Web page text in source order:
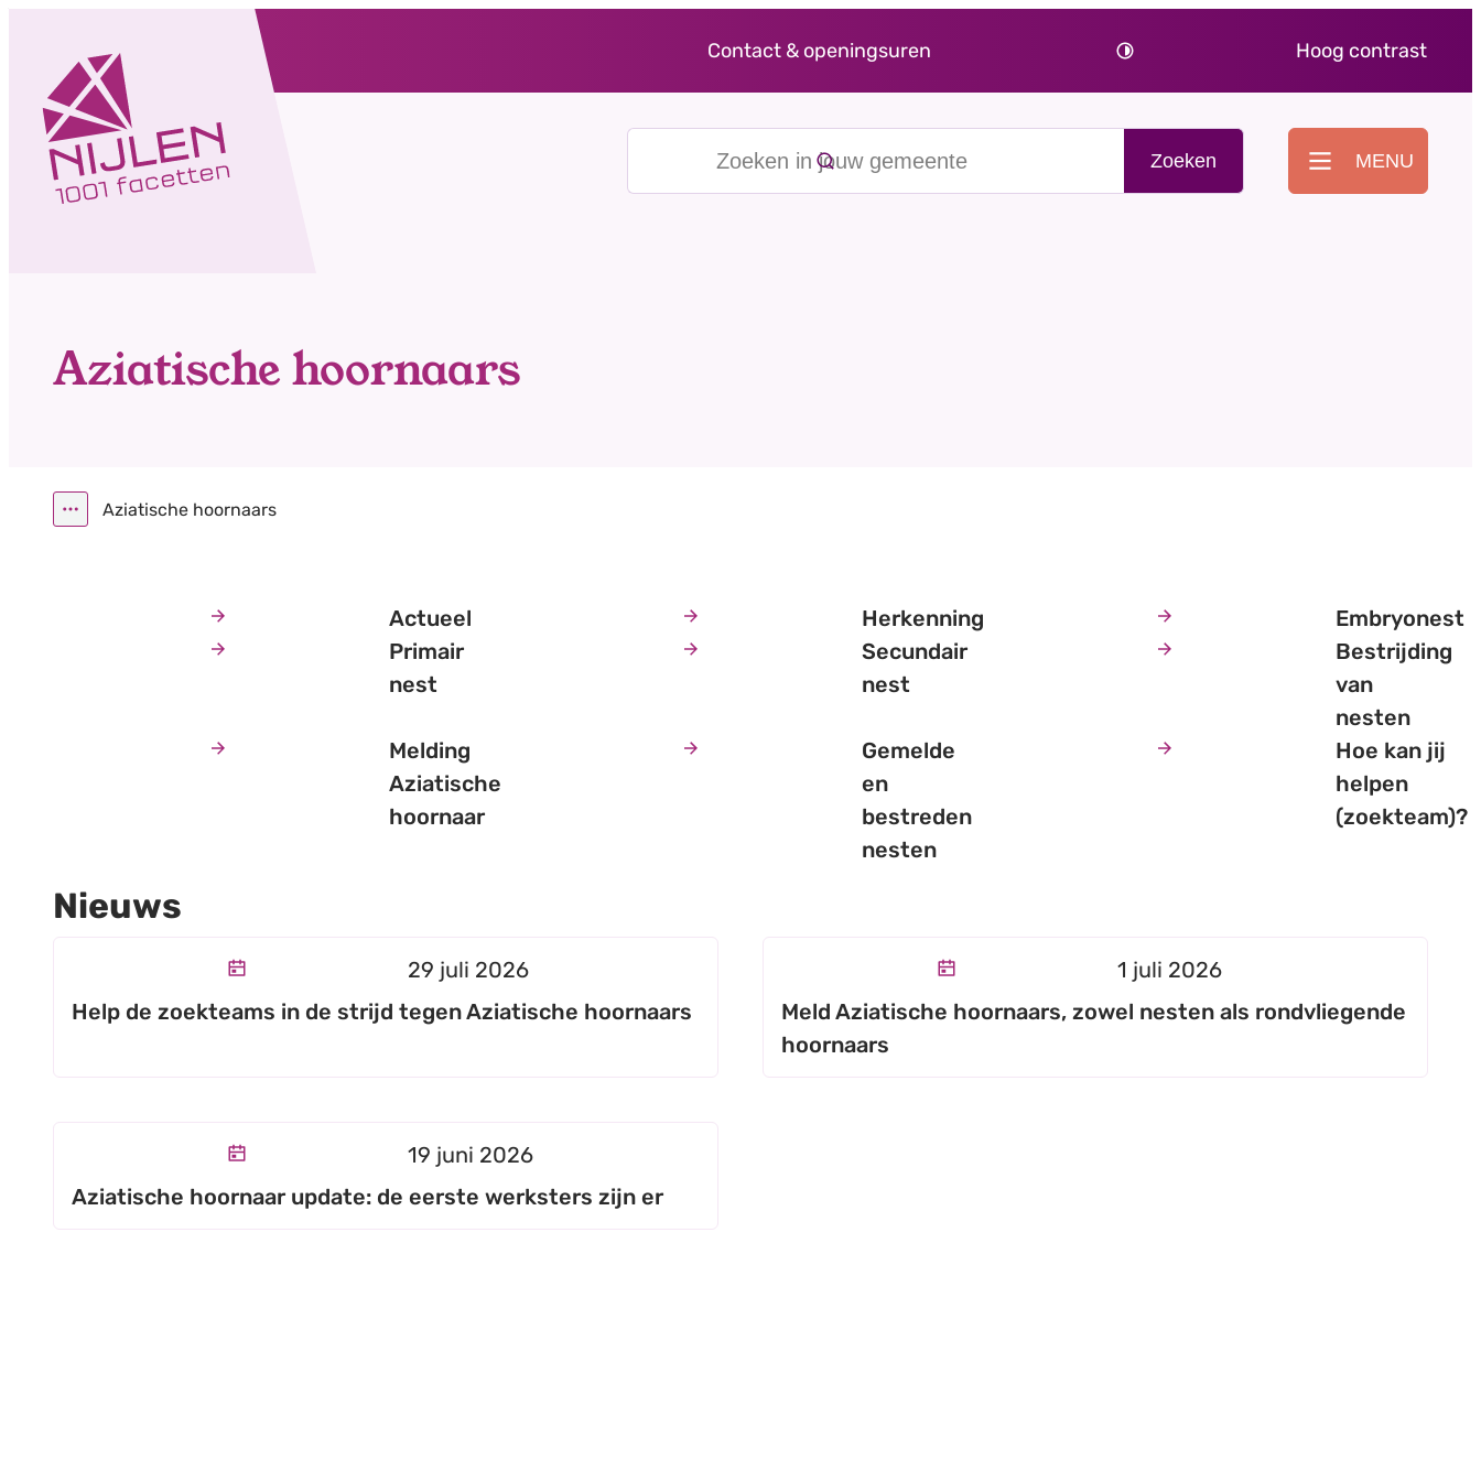
Contact & openingsuren Hoog contrast
Nijlen
Zoeken MENU
Aziatische hoornaars
Toon alle broodkruimel items
Aziatische hoornaars
Actueel Herkenning
Embryonest
Primair
nest
Secundair
nest
Bestrijding
van
nesten
Melding
Aziatische
hoornaar
Gemelde
en
bestreden
nesten
Hoe kan jij
helpen
(zoekteam)?
Nieuws
Help de zoekteams in de strijd tegen Aziatische hoornaars
Gepubliceerd op
29 juli 2026
Help de zoekteams in de strijd tegen Aziatische hoornaars
Meld Aziatische hoornaars, zowel nesten als rondvliegende
Gepubliceerd op
1 juli 2026
Meld Aziatische hoornaars, zowel nesten als rondvliegende
hoornaars
Aziatische hoornaar update: de eerste werksters zijn er
Gepubliceerd op
19 juni 2026
Aziatische hoornaar update: de eerste werksters zijn er